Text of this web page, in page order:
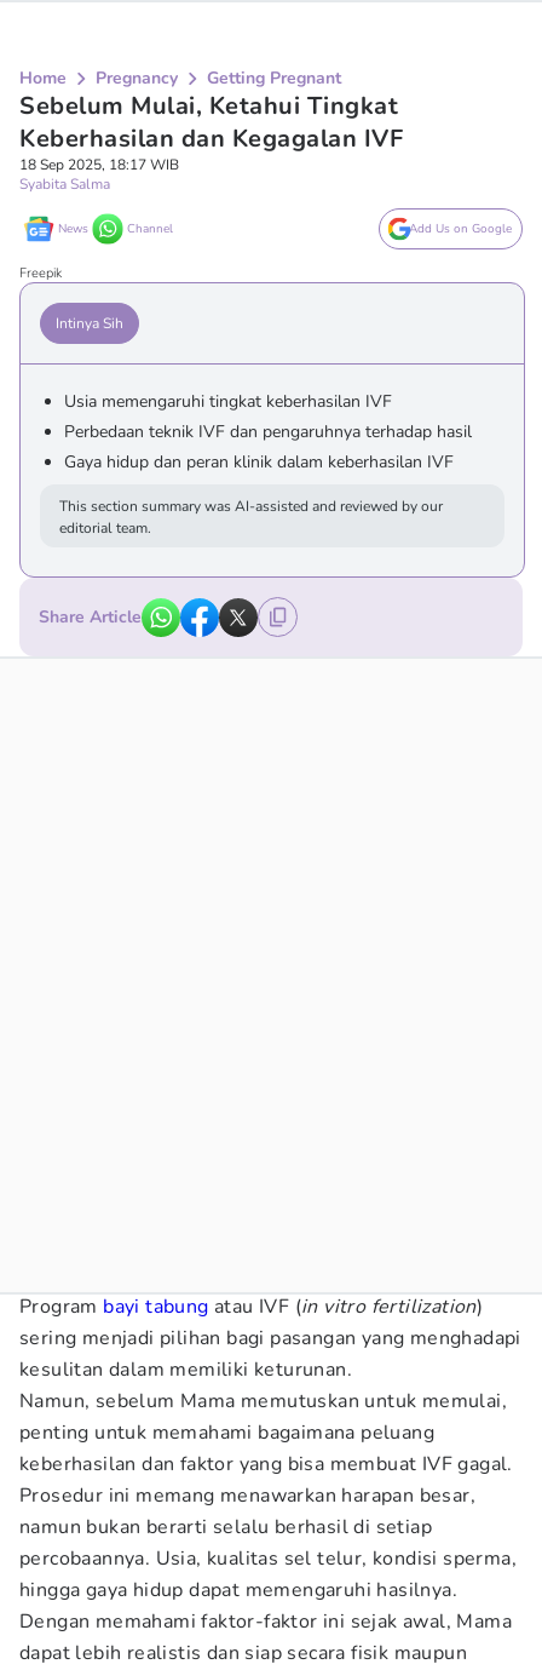
Home Pregnancy Getting Pregnant
Sebelum Mulai, Ketahui Tingkat
Keberhasilan dan Kegagalan IVF
18 Sep 2025, 18:17 WIB
Syabita Salma
News Channel Add Us on Google
Freepik
Intinya Sih
Usia memengaruhi tingkat keberhasilan IVF
Perbedaan teknik IVF dan pengaruhnya terhadap hasil
Gaya hidup dan peran klinik dalam keberhasilan IVF
This section summary was AI-assisted and reviewed by our
editorial team.
Share Article
Program bayi tabung atau IVF (in vitro fertilization)
sering menjadi pilihan bagi pasangan yang menghadapi
kesulitan dalam memiliki keturunan.
Namun, sebelum Mama memutuskan untuk memulai,
penting untuk memahami bagaimana peluang
keberhasilan dan faktor yang bisa membuat IVF gagal.
Prosedur ini memang menawarkan harapan besar,
namun bukan berarti selalu berhasil di setiap
percobaannya. Usia, kualitas sel telur, kondisi sperma,
hingga gaya hidup dapat memengaruhi hasilnya.
Dengan memahami faktor-faktor ini sejak awal, Mama
dapat lebih realistis dan siap secara fisik maupun